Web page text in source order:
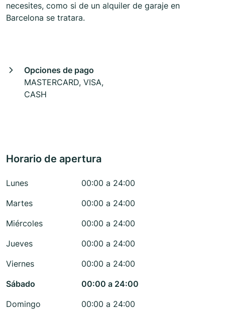
necesites, como si de un alquiler de garaje en
Barcelona se tratara.
Opciones de pago
MASTERCARD, VISA,
CASH
Horario de apertura
Lunes
00:00 a 24:00
Martes
00:00 a 24:00
Miércoles
00:00 a 24:00
Jueves
00:00 a 24:00
Viernes
00:00 a 24:00
Sábado
00:00 a 24:00
Domingo
00:00 a 24:00